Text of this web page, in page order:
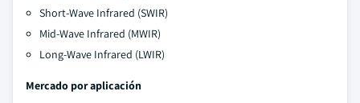
Short-Wave Infrared (SWIR)
Mid-Wave Infrared (MWIR)
Long-Wave Infrared (LWIR)
Mercado por aplicación